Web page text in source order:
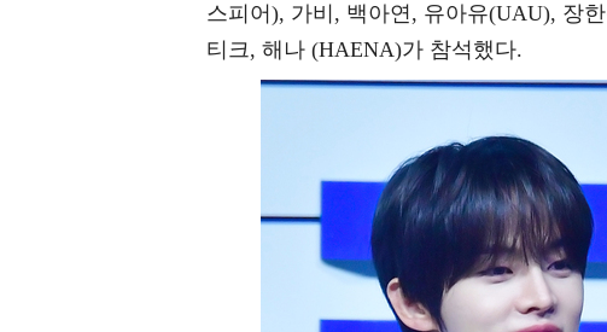
스피어), 가비, 백아연, 유아유(UAU), 장
티크, 해나 (HAENA)가 참석했다.